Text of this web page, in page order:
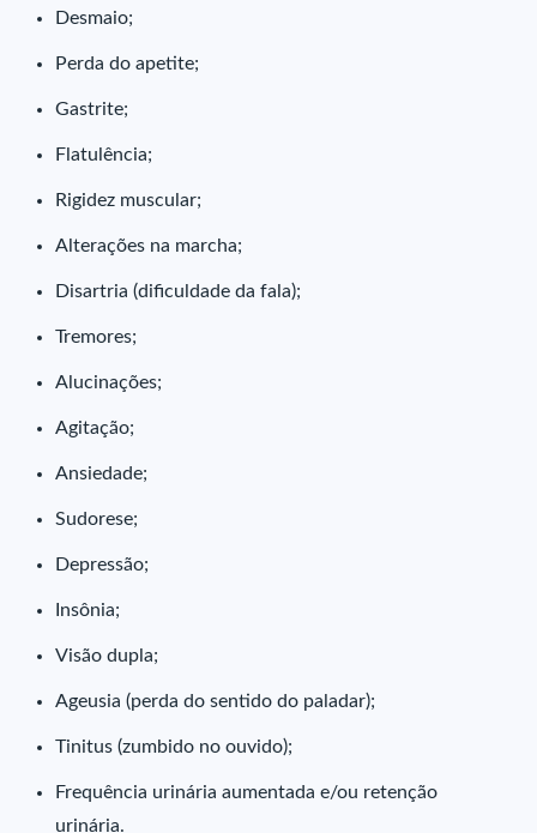
Desmaio;
Perda do apetite;
Gastrite;
Flatulência;
Rigidez muscular;
Alterações na marcha;
Disartria (dificuldade da fala);
Tremores;
Alucinações;
Agitação;
Ansiedade;
Sudorese;
Depressão;
Insônia;
Visão dupla;
Ageusia (perda do sentido do paladar);
Tinitus (zumbido no ouvido);
Frequência urinária aumentada e/ou retenção
urinária.